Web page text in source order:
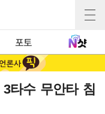
포토
타수 무안타 침